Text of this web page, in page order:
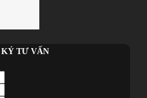
TƯ VẤN